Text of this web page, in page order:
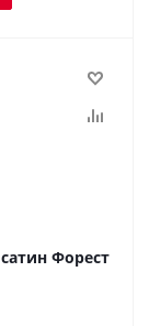
Форест